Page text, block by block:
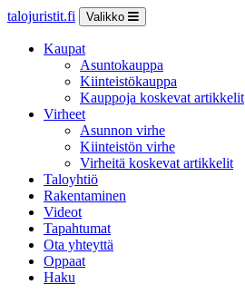
talojuristit.fi Valikko
Kaupat
Asuntokauppa
Kiinteistökauppa
Kauppoja koskevat artikkelit
Virheet
Asunnon virhe
Kiinteistön virhe
Virheitä koskevat artikkelit
Taloyhtiö
Rakentaminen
Videot
Tapahtumat
Ota yhteyttä
Oppaat
Haku